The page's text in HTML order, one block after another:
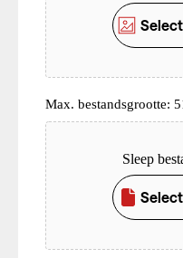
Max. bestandsgrootte:
Upload
Sleep